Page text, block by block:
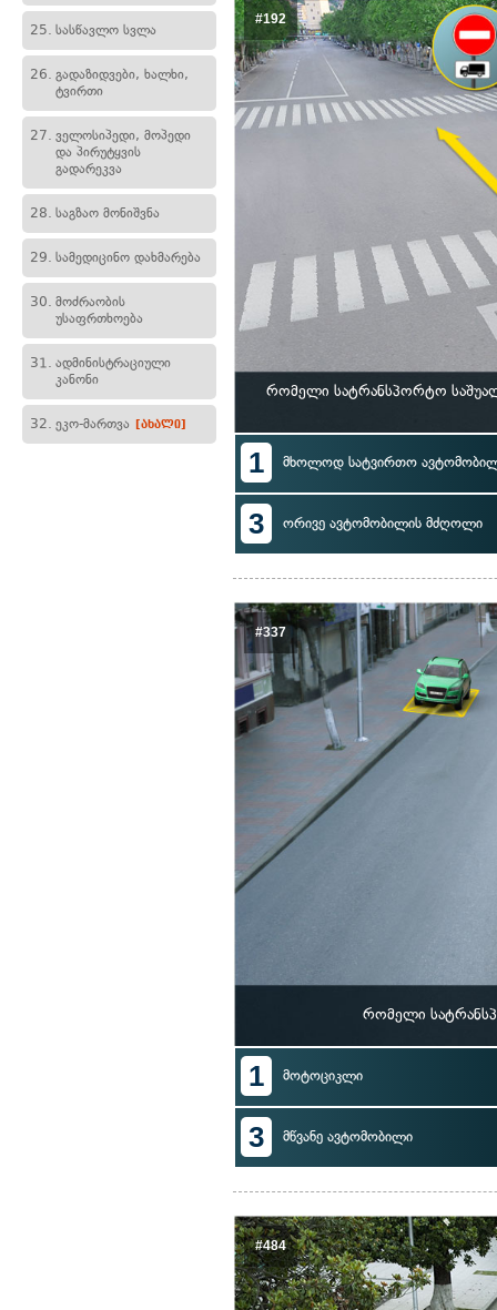
25. სასწავლო სვლა
26. გადაზიდვები, ხალხი,
ტვირთი
27. ველოსიპედი, მოპედი
და პირუტყვის
გადარეკვა
28. საგზაო მონიშვნა
29. სამედიცინო დახმარება
30. მოძრაობის
უსაფრთხოება
31. ადმინისტრაციული
კანონი
32. ეკო-მართვა [ახალი]
#192
რომელი სატრანსპორტო
1 მხოლოდ სატვირთო
3 ორივე ავტომობილის მძღოლი
#337
რომელი
1 მოტოციკლი
3 მწვანე ავტომობილი
#484